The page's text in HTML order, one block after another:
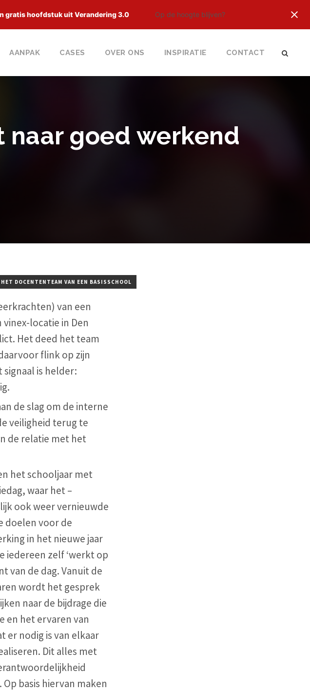
gratis hoofdstuk uit Verandering 3.0 Op de hoogte blijven?
AANPAK CASES OVER ONS INSPIRATIE CONTACT
naar goed werkend
DOCENTENTEAM VAN EEN BASISSCHOOL
van een
locatie in Den
Het deed het team
flink op zijn
is helder:
de slag om de interne
veiligheid terug te
de relatie met het
het schooljaar met
waar het –
ook weer vernieuwde
doelen voor de
in het nieuwe jaar
iedereen zelf ‘werkt op
van de dag. Vanuit de
wordt het gesprek
naar de bijdrage die
en het ervaren van
er nodig is van elkaar
Dit alles met
basis hiervan maken